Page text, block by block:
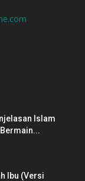
Islam
Ibu (Versi